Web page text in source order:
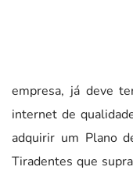
empresa, já deve
internet de
adquirir um Plano
Tiradentes que